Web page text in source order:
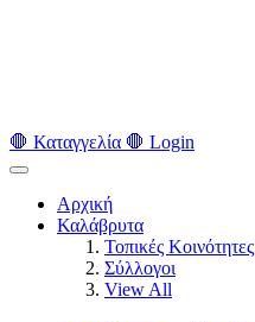
🛑 Καταγγελία 🛑 Login
Αρχική
Καλάβρυτα
Τοπικές Κοινότητες
Σύλλογοι
View All